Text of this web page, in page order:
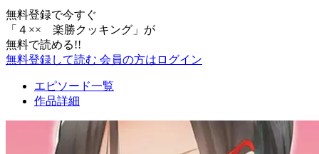
無料登録で今すぐ
「 ４×× 楽勝クッキング 」が
無料で読める!!
無料登録して読む 会員の方はログイン
エピソード一覧
作品詳細